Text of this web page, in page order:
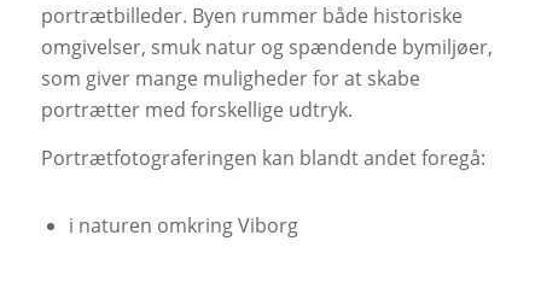
portrætbilleder. Byen rummer både historiske
omgivelser, smuk natur og spændende bymiljøer,
som giver mange muligheder for at skabe
portrætter med forskellige udtryk.
Portrætfotograferingen kan blandt andet foregå:
i naturen omkring Viborg